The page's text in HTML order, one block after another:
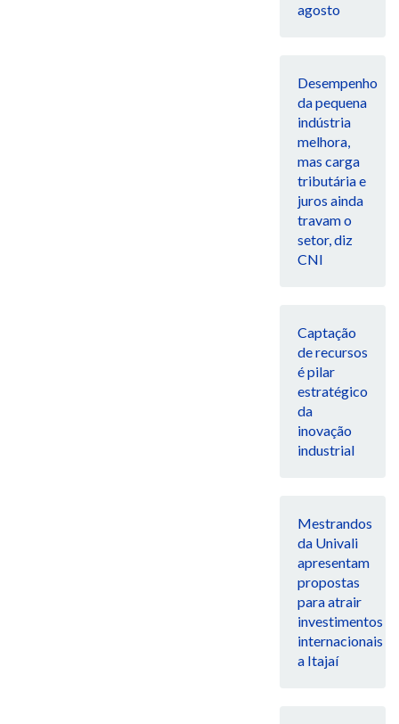
agosto
Desempenho
da pequena
indústria
melhora,
mas carga
tributária e
juros ainda
travam o
setor, diz
CNI
Captação
de recursos
é pilar
estratégico
da
inovação
industrial
Mestrandos
da Univali
apresentam
propostas
para atrair
investimentos
internacionais
a Itajaí